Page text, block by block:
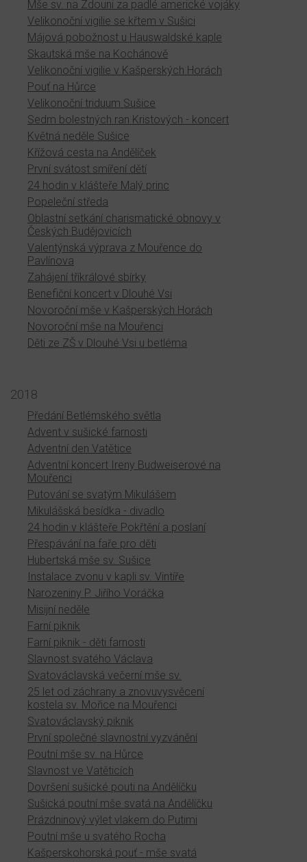
Mše sv. na Zdouni za padlé americké vojáky
Velikonoční vigilie se křtem v Sušici
Májová pobožnost u Hauswaldské kaple
Skautská mše na Kochánově
Velikonoční vigilie v Kašperských Horách
Pouť na Hůrce
Velikonoční triduum Sušice
Sedm bolestných ran Kristových - koncert
Květná neděle Sušice
Křížová cesta na Andělíček
První svátost smíření dětí
24 hodin v klášteře Malý princ
Popeleční středa
Oblastní setkání charismatické obnovy v
Českých Budějovicích
Valentýnská výprava z Mouřence do
Pavlínova
Zahájení tříkrálové sbírky
Benefiční koncert v Dlouhé Vsi
Novoroční mše v Kašperských Horách
Novoroční mše na Mouřenci
Děti ze ZŠ v Dlouhé Vsi u betléma
2018
Předání Betlémského světla
Advent v sušické farnosti
Adventní den Vatětice
Adventní koncert Ireny Budweiserové na
Mouřenci
Putování se svatým Mikulášem
Mikulášská besídka - divadlo
24 hodin v klášteře Pokřtění a poslaní
Přespávání na faře pro děti
Hubertská mše sv. Sušice
Instalace zvonu v kapli sv. Vintíře
Narozeniny P. Jiřího Voráčka
Misijní neděle
Farní piknik
Farní piknik - děti farnosti
Slavnost svatého Václava
Svatováclavská večerní mše sv.
25 let od záchrany a znovuvysvěcení
kostela sv. Mořice na Mouřenci
Svatováclavský piknik
První společné slavnostní vyzvánění
Poutní mše sv. na Hůrce
Slavnost ve Vatěticích
Dovršení sušické pouti na Andělíčku
Sušická poutní mše svatá na Andělíčku
Prázdninový výlet vlakem do Putimi
Poutní mše u svatého Rocha
Kašperskohorská pouť - mše svatá